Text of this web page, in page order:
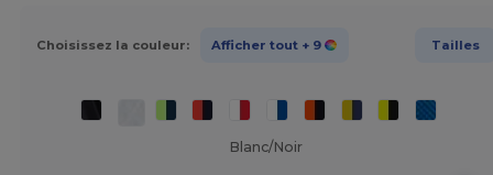
Choisissez la couleur: Afficher tout + 9 Tailles
Blanc/Noir